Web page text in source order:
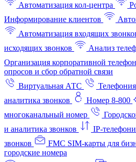
Автоматизация кол-центра
Информирование клиентов
Автоматизация входящих
исходящих звонков
Анализ
Организация корпоративной
опросов и сбор обратной связи
Виртуальная АТС
аналитика звонков
Номер 8-800
многоканальный номер
и аналитика звонков
IP-
звонков
FMC SIM-карты для
городские номера